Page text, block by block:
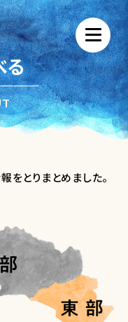
る
をとりまとめました。